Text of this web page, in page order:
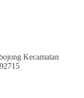
Kecamatan